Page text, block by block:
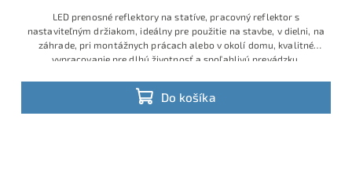
Do košíka
LED prenosné reflektory na statíve, pracovný reflektor s
nastaviteľným držiakom, ideálny pre použitie na stavbe, v dielni, na
záhrade, pri montážnych prácach alebo v okolí domu, kvalitné
vypracovanie pre dlhú životnosť a spoľahlivú prevádzku,